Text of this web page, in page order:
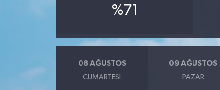
%71
08 AĞUSTOS
CUMARTESI
09 AĞUSTOS
PAZAR